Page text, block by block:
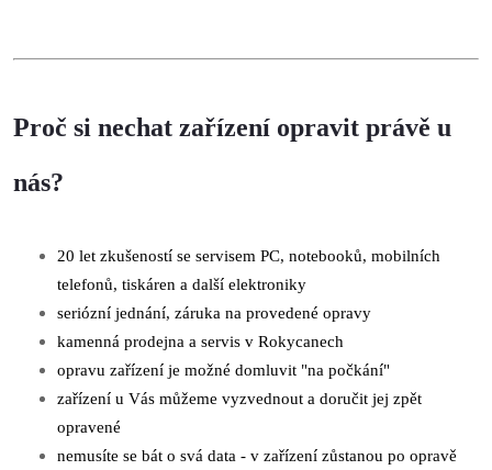
Proč si nechat zařízení opravit právě u
nás?
20 let zkušeností se servisem PC, notebooků, mobilních
telefonů, tiskáren a další elektroniky
seriózní jednání, záruka na provedené opravy
kamenná prodejna a servis v Rokycanech
opravu zařízení je možné domluvit "na počkání"
zařízení u Vás můžeme vyzvednout a doručit jej zpět
opravené
nemusíte se bát o svá data - v zařízení zůstanou po opravě